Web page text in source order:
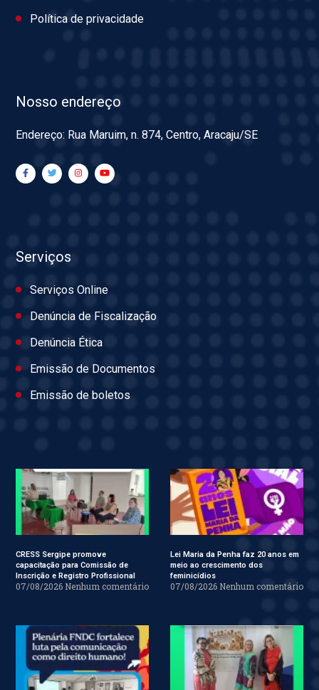
Política de privacidade
Nosso endereço
Endereço: Rua Maruim, n. 874, Centro, Aracaju/SE
Serviços
Serviços Online
Denúncia de Fiscalização
Denúncia Ética
Emissão de Documentos
Emissão de boletos
CRESS Sergipe promove
capacitação para Comissão de
Inscrição e Registro Profissional
07/08/2026 Nenhum comentário
Lei Maria da Penha faz 20 anos em
meio ao crescimento dos
feminicídios
07/08/2026 Nenhum comentário